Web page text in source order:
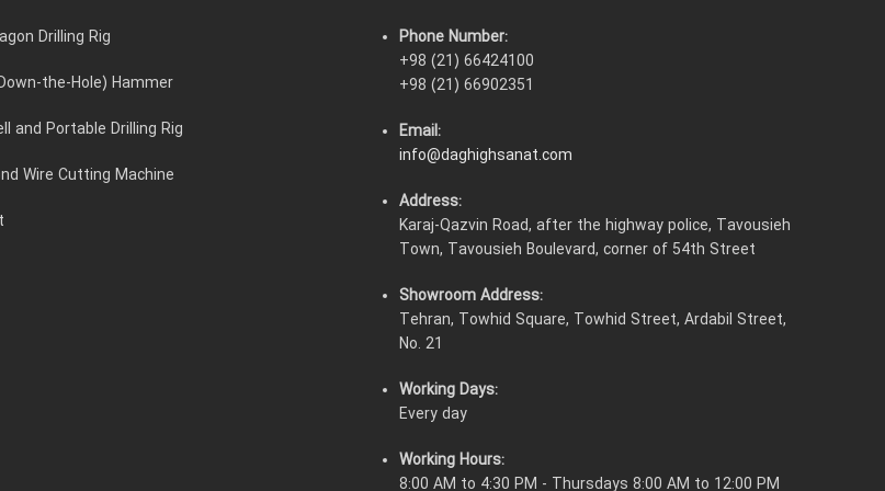
Drilling Rig
the-Hole) Hammer
and Portable Drilling Rig
Wire Cutting Machine
Phone Number:
+98 (21) 66424100
+98 (21) 66902351
Email:
info@daghighsanat.com
Address:
Karaj-Qazvin Road, after the highway police, Tavousieh
Town, Tavousieh Boulevard, corner of 54th Street
Showroom Address:
Tehran, Towhid Square, Towhid Street, Ardabil Street,
No. 21
Working Days:
Every day
Working Hours:
8:00 AM to 4:30 PM - Thursdays 8:00 AM to 12:00 PM